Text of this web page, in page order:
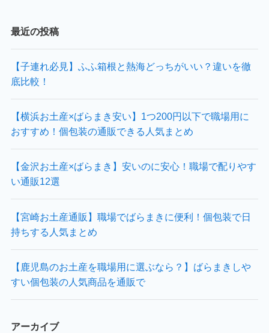
最近の投稿
【子連れ必見】ふふ箱根と熱海どっちがいい？違いを徹
底比較！
【横浜お土産×ばらまき安い】1つ200円以下で職場用に
おすすめ！個包装の通販できる人気まとめ
【金沢お土産×ばらまき】安いのに安心！職場で配りやす
い通販12選
【宮崎お土産通販】職場でばらまきに便利！個包装で日
持ちする人気まとめ
【鹿児島のお土産を職場用に選ぶなら？】ばらまきしや
すい個包装の人気商品を通販で
アーカイブ